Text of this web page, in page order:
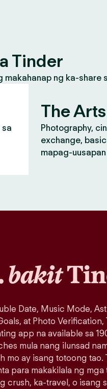
Tinder
makahanap ng ka-
sa
The Arts
Photography,
exchange,
mapag-
bakit
Date, Music Mode,
at Photo
app na available sa
mula nang ilunsad
mo ay isang totoong tao.
para makakilala ng
crush, ka-travel, o isang